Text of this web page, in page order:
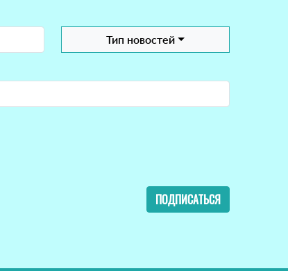
Тип новостей
ПОДПИСАТЬСЯ